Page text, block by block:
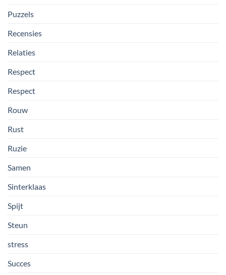
Puzzels
Recensies
Relaties
Respect
Respect
Rouw
Rust
Ruzie
Samen
Sinterklaas
Spijt
Steun
stress
Succes